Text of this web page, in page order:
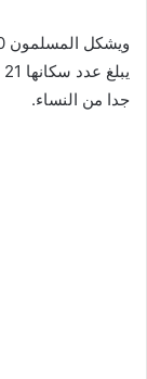
جدا من النساء.